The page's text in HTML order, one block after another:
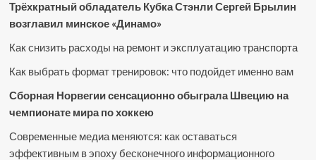
Трёхкратный обладатель Кубка Стэнли Сергей Брылин
возглавил минское «Динамо»
Как снизить расходы на ремонт и эксплуатацию транспорта
Как выбрать формат тренировок: что подойдет именно вам
Сборная Норвегии сенсационно обыграла Швецию на
чемпионате мира по хоккею
Современные медиа меняются: как оставаться
эффективным в эпоху бесконечного информационного